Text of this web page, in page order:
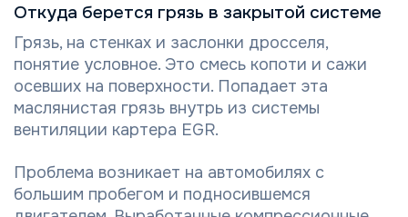
Откуда берется грязь в закрытой системе
Грязь, на стенках и заслонки дросселя,
понятие условное. Это смесь копоти и сажи
осевших на поверхности. Попадает эта
маслянистая грязь внутрь из системы
вентиляции картера EGR.
Проблема возникает на автомобилях с
большим пробегом и подносившемся